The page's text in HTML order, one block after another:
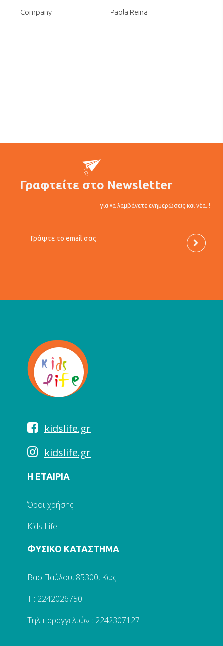
Company Paola Reina
Γραφτείτε στο Newsletter
για να λαμβάνετε ενημερώσεις και νέα..!
kidslife.gr
kidslife.gr
Η ΕΤΑΙΡΙΑ
Όροι χρήσης
Kids Life
ΦΥΣΙΚΟ ΚΑΤΑΣΤΗΜΑ
Βασ.Παύλου, 85300, Κως
Τ : 2242026750
Τηλ παραγγελιών : 2242307127